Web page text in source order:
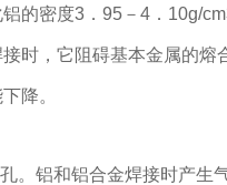
的密度3．95－4．10g/
时，它阻碍基本金属的熔
降。
。铝和铝合金焊接时产生